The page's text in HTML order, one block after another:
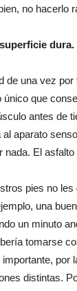
no hacerlo
dura.
una vez
que
antes de
aparato
El
pies no
una
un minuto
tomarse
por
distintas.